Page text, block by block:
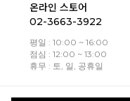
온라인 스토어
02-3663-3922
평일 : 10:00 ~ 16:00
점심 : 12:00 ~ 13:00
휴무 : 토, 일, 공휴일